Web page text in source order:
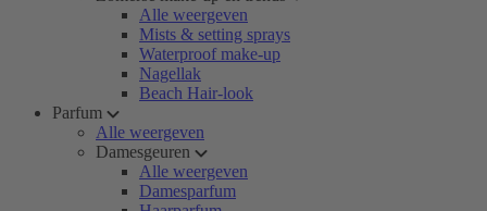
Alle weergeven
Mists & setting sprays
Waterproof make-up
Nagellak
Beach Hair-look
Parfum
Alle weergeven
Damesgeuren
Alle weergeven
Damesparfum